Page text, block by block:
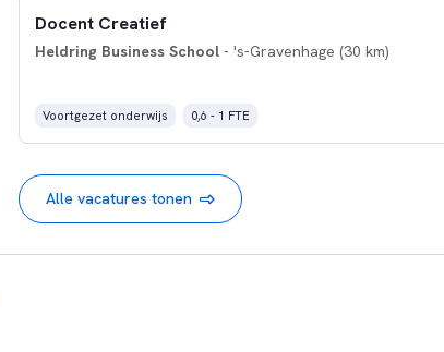
Docent Creatief
Heldring Business School- 's-Gravenhage (30 km)
Voortgezet onderwijs 0,6 - 1 FTE
Alle vacatures tonen